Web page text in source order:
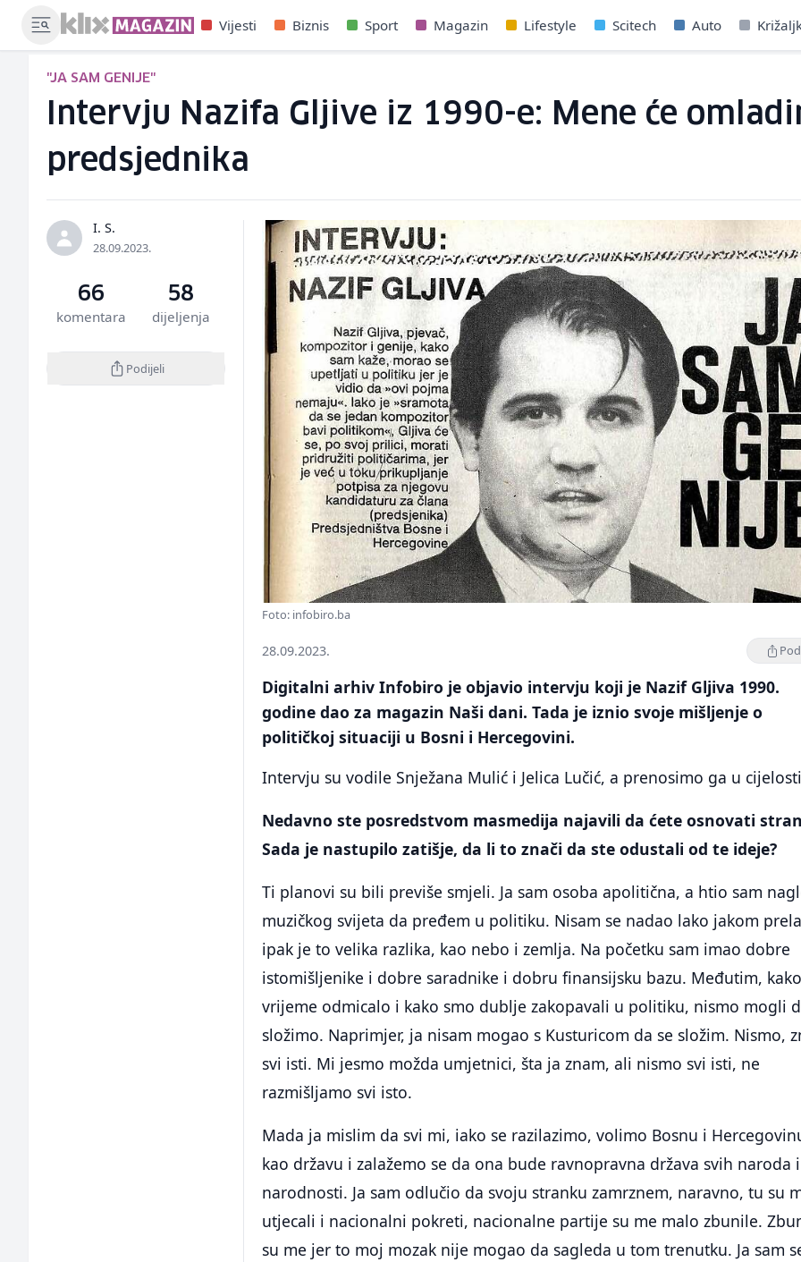
Vijesti Biznis Sport Magazin Lifestyle Scitech Auto
"JA SAM GENIJE"
Intervju Nazifa Gljive iz 1990-e: Mene će
predsjednika
I. S.
28.09.2023.
66
komentara
58
dijeljenja
Podijeli
Foto: infobiro.ba
28.09.2023.
Digitalni arhiv Infobiro je objavio intervju koji je Nazif Gljiva 1990.
godine dao za magazin Naši dani. Tada je iznio svoje mišljenje o
političkoj situaciji u Bosni i Hercegovini.
Intervju su vodile Snježana Mulić i Jelica Lučić, a prenosimo ga u
Nedavno ste posredstvom masmedija najavili da ćete osnovati
Sada je nastupilo zatišje, da li to znači da ste odustali od te ideje?
Ti planovi su bili previše smjeli. Ja sam osoba apolitična, a htio sam
muzičkog svijeta da pređem u politiku. Nisam se nadao lako jakom
ipak je to velika razlika, kao nebo i zemlja. Na početku sam imao dobre
istomišljenike i dobre saradnike i dobru finansijsku bazu. Međutim,
vrijeme odmicalo i kako smo dublje zakopavali u politiku, nismo mogli
složimo. Naprimjer, ja nisam mogao s Kusturicom da se složim. Nismo,
svi isti. Mi jesmo možda umjetnici, šta ja znam, ali nismo svi isti, ne
razmišljamo svi isto.
Mada ja mislim da svi mi, iako se razilazimo, volimo Bosnu i
kao državu i zalažemo se da ona bude ravnopravna država svih naroda i
narodnosti. Ja sam odlučio da svoju stranku zamrznem, naravno, tu su
utjecali i nacionalni pokreti, nacionalne partije su me malo zbunile.
su me jer to moj mozak nije mogao da sagleda u tom trenutku. Ja sam